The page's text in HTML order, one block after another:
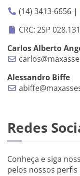
(14) 3413-6656 |
CRC: 2SP
Carlos Alberto
Alessandro Biffe
Redes
Conheça e siga
pelos nossos perfis